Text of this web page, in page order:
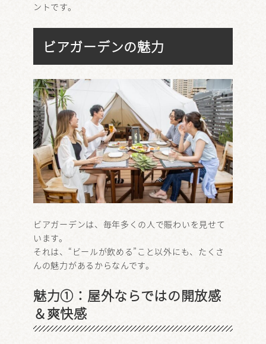
ントです。
ビアガーデンの魅力
ビアガーデンは、毎年多くの人で賑わいを見せて
います。
それは、“ビールが飲める”こと以外にも、たくさ
んの魅力があるからなんです。
魅力①：屋外ならではの開放感
＆爽快感